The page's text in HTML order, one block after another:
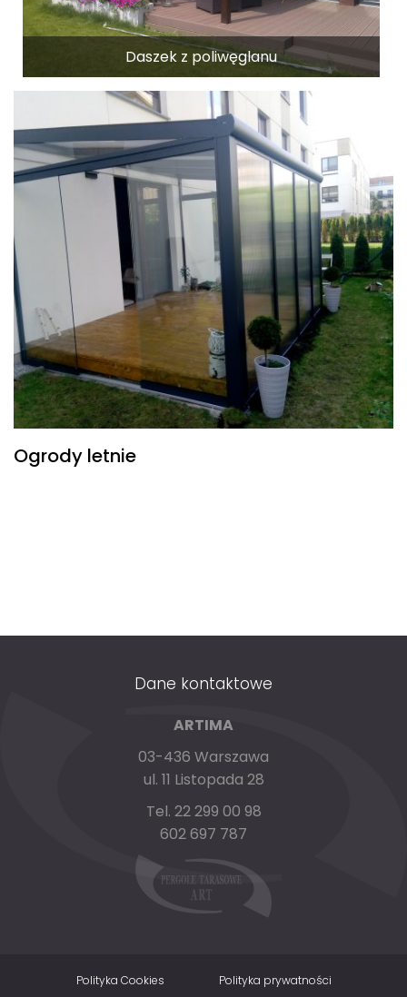
Daszek z poliwęglanu
Ogrody letnie
Dane kontaktowe
ARTIMA
03-436 Warszawa
ul. 11 Listopada 28
Tel. 22 299 00 98
602 697 787
Polityka Cookies Polityka prywatności